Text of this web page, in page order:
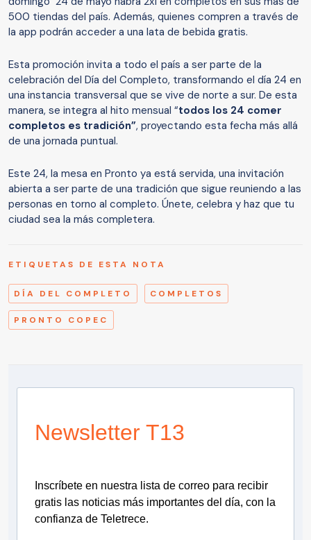
500 tiendas del país. Además, quienes compren a través de
la app podrán acceder a una lata de bebida gratis.
Esta promoción invita a todo el país a ser parte de la
celebración del Día del Completo, transformando el día 24 en
una instancia transversal que se vive de norte a sur. De esta
manera, se integra al hito mensual “todos los 24 comer
completos es tradición”, proyectando esta fecha más allá
de una jornada puntual.
Este 24, la mesa en Pronto ya está servida, una invitación
abierta a ser parte de una tradición que sigue reuniendo a las
personas en torno al completo. Únete, celebra y haz que tu
ciudad sea la más completera.
ETIQUETAS DE ESTA NOTA
DÍA DEL COMPLETO COMPLETOS
PRONTO COPEC
Newsletter T13
Inscríbete en nuestra lista de correo para recibir
gratis las noticias más importantes del día, con la
confianza de Teletrece.